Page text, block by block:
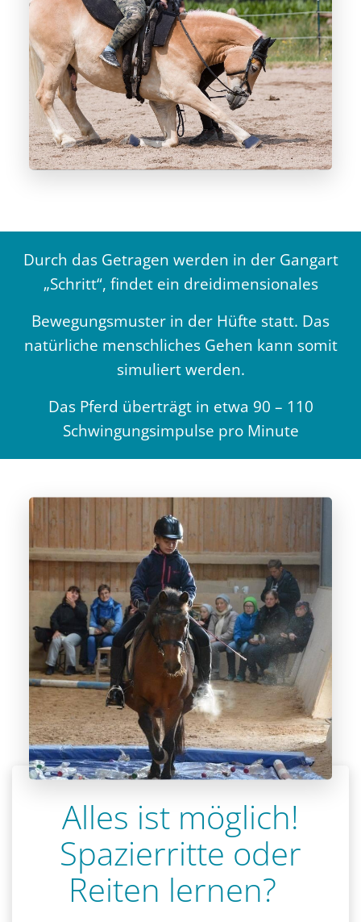
Durch das Getragen werden in der Gangart
„Schritt“, findet ein dreidimensionales
Bewegungsmuster in der Hüfte statt. Das
natürliche menschliches Gehen kann somit
simuliert werden.
Das Pferd überträgt in etwa 90 – 110
Schwingungsimpulse pro Minute
Alles ist möglich!
Spazierritte oder
Reiten lernen?